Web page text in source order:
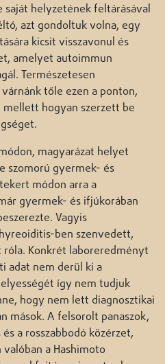
helyzetének feltárásával
azt gondoltuk volna, egy
kicsit visszavonul és
amelyet autoimmun
Természetesen
tőle ezen a ponton,
hogyan szerzett be
magyarázat helyet
szomorú gyermek- és
módon arra a
gyermek- és ifjúkorában
Vagyis
ben szenvedett,
Konkrét laboreredményt
adat nem derül ki a
így nem tudjuk
hogy nem lett diagnosztikai
mások. A felsorolt panaszok,
a rosszabbodó közérzet,
a Hashimoto